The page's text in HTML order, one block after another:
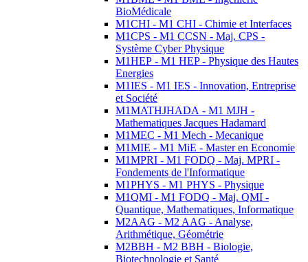
BioMédicale
M1CHI - M1 CHI - Chimie et Interfaces
M1CPS - M1 CCSN - Maj. CPS -
Système Cyber Physique
M1HEP - M1 HEP - Physique des Hautes
Energies
M1IES - M1 IES - Innovation, Entreprise
et Société
M1MATHJHADA - M1 MJH -
Mathematiques Jacques Hadamard
M1MEC - M1 Mech - Mecanique
M1MIE - M1 MiE - Master en Economie
M1MPRI - M1 FODQ - Maj. MPRI -
Fondements de l'Informatique
M1PHYS - M1 PHYS - Physique
M1QMI - M1 FODQ - Maj. QMI -
Quantique, Mathematiques, Informatique
M2AAG - M2 AAG - Analyse,
Arithmétique, Géométrie
M2BBH - M2 BBH - Biologie,
Biotechnologie et Santé